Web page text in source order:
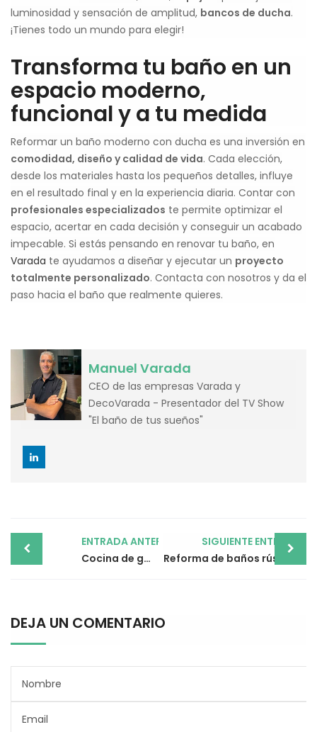
luminosidad y sensación de amplitud, bancos de ducha.
¡Tienes todo un mundo para elegir!
Transforma tu baño en un
espacio moderno,
funcional y a tu medida
Reformar un baño moderno con ducha es una inversión en
comodidad, diseño y calidad de vida. Cada elección,
desde los materiales hasta los pequeños detalles, influye
en el resultado final y en la experiencia diaria. Contar con
profesionales especializados te permite optimizar el
espacio, acertar en cada decisión y conseguir un acabado
impecable. Si estás pensando en renovar tu baño, en
Varada te ayudamos a diseñar y ejecutar un proyecto
totalmente personalizado. Contacta con nosotros y da el
paso hacia el baño que realmente quieres.
Manuel Varada
CEO de las empresas Varada y
DecoVarada - Presentador del TV Show
"El baño de tus sueños"
navigation
ENTRADA ANTERIOR
Cocina de gas o vitro: ¿qué pongo?
SIGUIENTE ENTRADA
DEJA UN COMENTARIO